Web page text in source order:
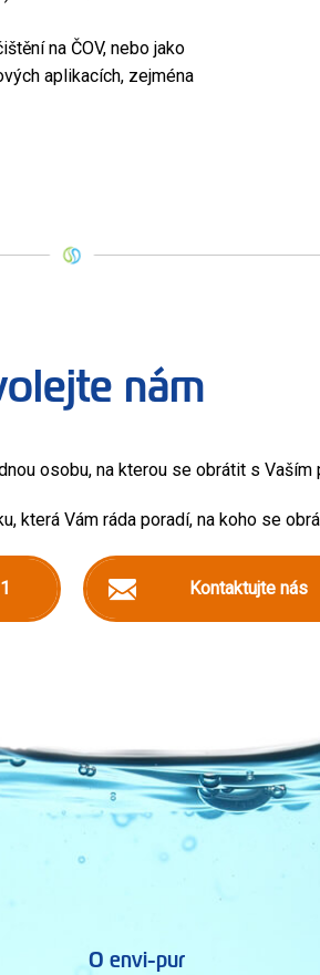
na ČOV, nebo jako
aplikacích, zejména
nám
osobu, na kterou se obrátit s Vaším
která Vám ráda poradí, na koho se
Kontaktujte nás
O envi-pur